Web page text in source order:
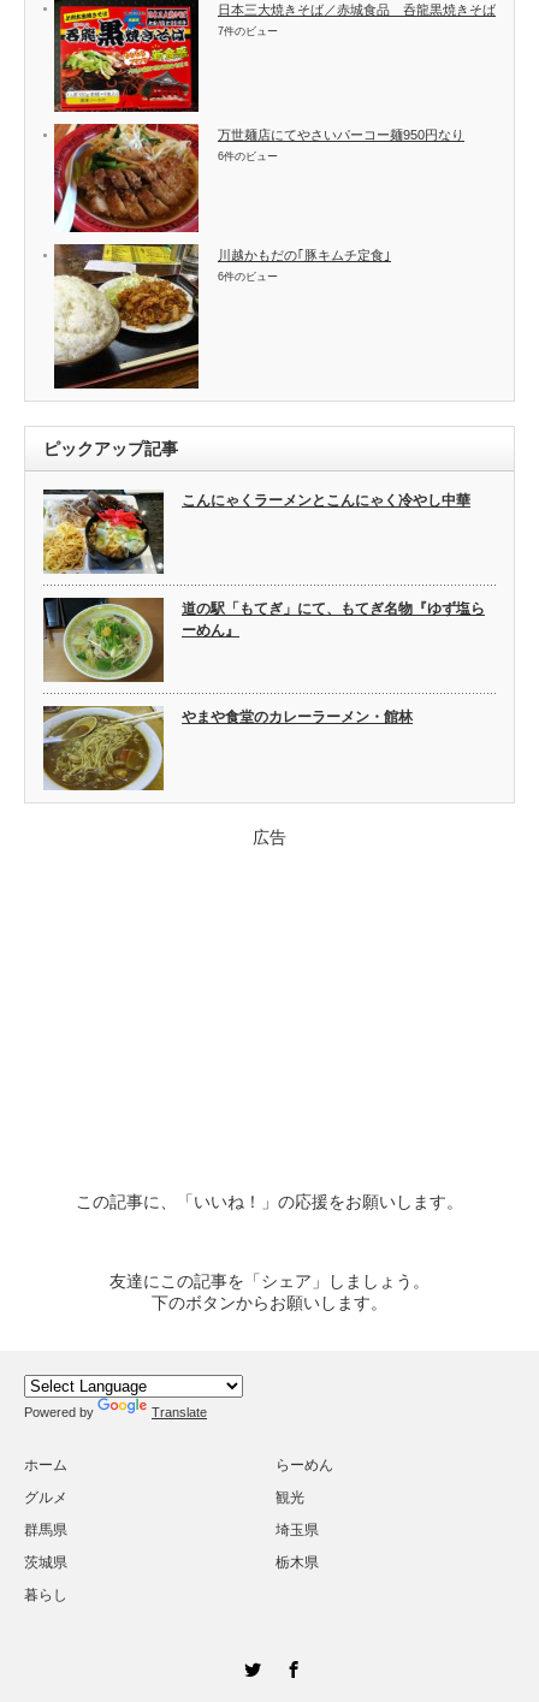
日本三大焼きそば／赤城食品 呑龍黒焼きそば
7件のビュー
万世麺店にてやさいパーコー麺950円なり
6件のビュー
川越かもだの｢豚キムチ定食｣
6件のビュー
ピックアップ記事
こんにゃくラーメンとこんにゃく冷やし中華
道の駅「もてぎ」にて、もてぎ名物『ゆず塩ら
ーめん』
やまや食堂のカレーラーメン・館林
広告
この記事に、「いいね！」の応援をお願いします。
友達にこの記事を「シェア」しましょう。
下のボタンからお願いします。
Powered by Translate
ホーム
らーめん
グルメ
観光
群馬県
埼玉県
茨城県
栃木県
暮らし